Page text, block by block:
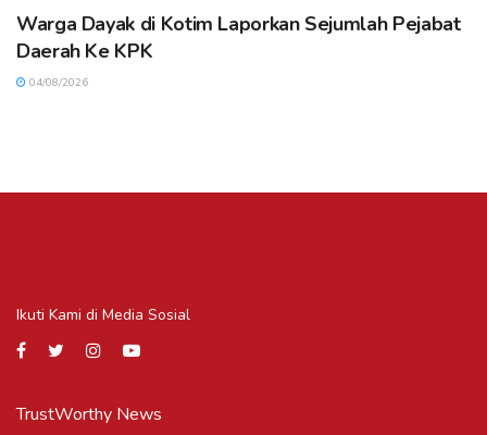
Warga Dayak di Kotim Laporkan Sejumlah Pejabat
Daerah Ke KPK
04/08/2026
Ikuti Kami di Media Sosial
TrustWorthy News